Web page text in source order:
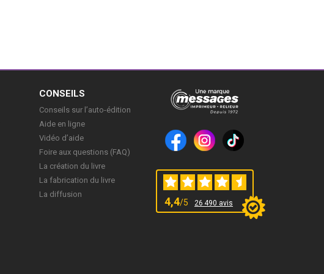
CONSEILS
Conseils sur l’auto-édition
Aide en ligne
Vidéo d’aide
Foire aux questions (FAQ)
La création du livre
La fabrication du livre
La diffusion
4,4/5 26 490 avis